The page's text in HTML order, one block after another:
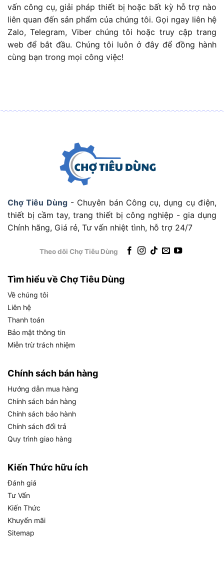
vấn công cụ, giải pháp thiết bị hoặc bất kỳ hỗ trợ nào
liên quan đến sản phẩm của chúng tôi. Gọi ngay liên hệ
Zalo, Telegram, Viber chúng tôi hoặc truy cập trang
web để bắt đầu. Chúng tôi luôn ở đây để đồng hành
cùng bạn trong mọi công việc!
Chợ Tiêu Dùng- Chuyên bán Công cụ, dụng cụ điện,
thiết bị cầm tay, trang thiết bị công nghiệp - gia dụng
Chính hãng, Giá rẻ, Tư vấn nhiệt tình, hỗ trợ 24/7
Theo dõi Chợ Tiêu Dùng
Tìm hiểu về Chợ Tiêu Dùng
Về chúng tôi
Liên hệ
Thanh toán
Bảo mật thông tin
Miễn trừ trách nhiệm
Chính sách bán hàng
Hướng dẫn mua hàng
Chính sách bán hàng
Chính sách bảo hành
Chính sách đổi trả
Quy trình giao hàng
Kiến Thức hữu ích
Đánh giá
Tư Vấn
Kiến Thức
Khuyến mãi
Sitemap